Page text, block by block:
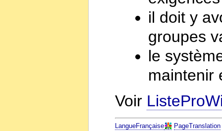
il doit y
groupes
le
maintenir
Voir
LangueFrançaise PageTranslation